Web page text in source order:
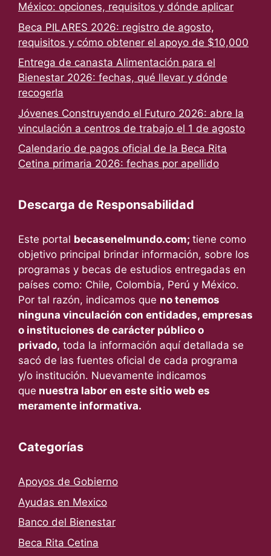
México: opciones, requisitos y dónde aplicar
Beca PILARES 2026: registro de agosto,
requisitos y cómo obtener el apoyo de $10,000
Entrega de canasta Alimentación para el
Bienestar 2026: fechas, qué llevar y dónde
recogerla
Jóvenes Construyendo el Futuro 2026: abre la
vinculación a centros de trabajo el 1 de agosto
Calendario de pagos oficial de la Beca Rita
Cetina primaria 2026: fechas por apellido
Descarga de Responsabilidad
Este portal becasenelmundo.com; tiene como
objetivo principal brindar información, sobre los
programas y becas de estudios entregadas en
países como: Chile, Colombia, Perú y México.
Por tal razón, indicamos que no tenemos
ninguna vinculación con entidades, empresas
o instituciones de carácter público o
privado, toda la información aquí detallada se
sacó de las fuentes oficial de cada programa
y/o institución. Nuevamente indicamos
que nuestra labor en este sitio web es
meramente informativa.
Categorías
Apoyos de Gobierno
Ayudas en Mexico
Banco del Bienestar
Beca Rita Cetina